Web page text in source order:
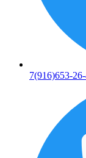
7(916)653-